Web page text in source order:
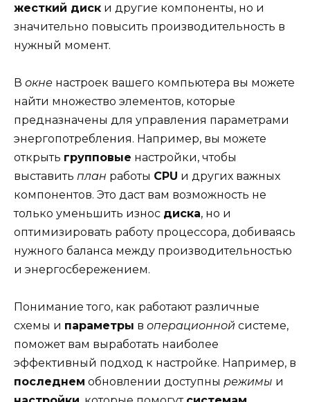
жесткий диск и другие компоненты, но и
значительно повысить производительность в
нужный момент.
В окне настроек вашего компьютера вы можете
найти множество элементов, которые
предназначены для управления параметрами
энергопотребления. Например, вы можете
открыть групповые настройки, чтобы
выставить план работы CPU и других важных
компонентов. Это даст вам возможность не
только уменьшить износ диска, но и
оптимизировать работу процессора, добиваясь
нужного баланса между производительностью
и энергосбережением.
Понимание того, как работают различные
схемы и параметры в операционной системе,
поможет вам выработать наиболее
эффективный подход к настройке. Например, в
последнем обновлении доступны режимы и